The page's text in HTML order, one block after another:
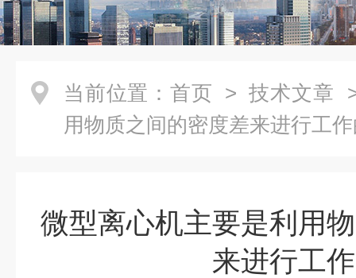
当前位置： 首页 > 技术文章
用物质之间的密度差来进行工
微型离心机主要是利用
来进行工